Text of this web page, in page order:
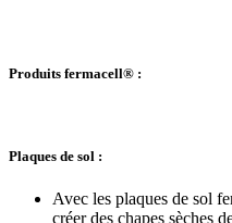
Produits fermacell® :
Plaques de sol :
Avec les plaques de sol
créer des chapes sèches